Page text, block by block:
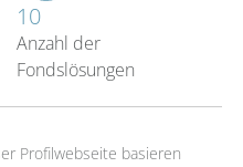
10
Anzahl der
Fondslösungen
Profilwebseite basieren